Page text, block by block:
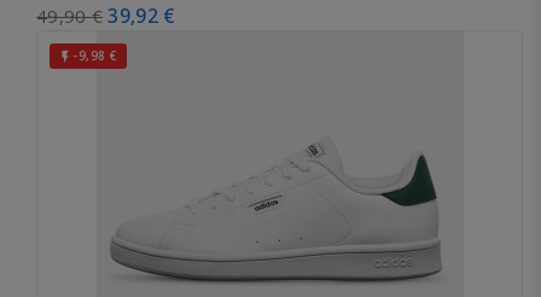
49,90 € 39,92 €
 -9,98 €